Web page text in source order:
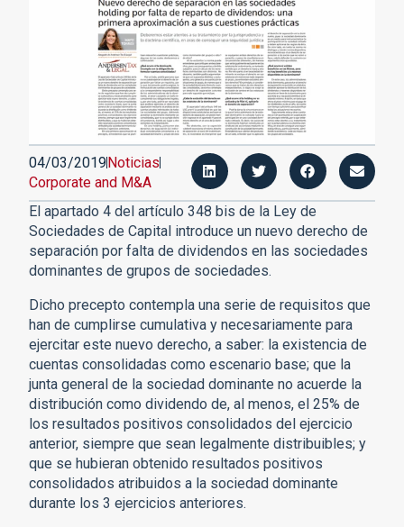
04/03/2019Noticias
Corporate and M&A
El apartado 4 del artículo 348 bis de la Ley de
Sociedades de Capital introduce un nuevo derecho de
separación por falta de dividendos en las sociedades
dominantes de grupos de sociedades.
Dicho precepto contempla una serie de requisitos que
han de cumplirse cumulativa y necesariamente para
ejercitar este nuevo derecho, a saber: la existencia de
cuentas consolidadas como escenario base; que la
junta general de la sociedad dominante no acuerde la
distribución como dividendo de, al menos, el 25% de
los resultados positivos consolidados del ejercicio
anterior, siempre que sean legalmente distribuibles; y
que se hubieran obtenido resultados positivos
consolidados atribuidos a la sociedad dominante
durante los 3 ejercicios anteriores.